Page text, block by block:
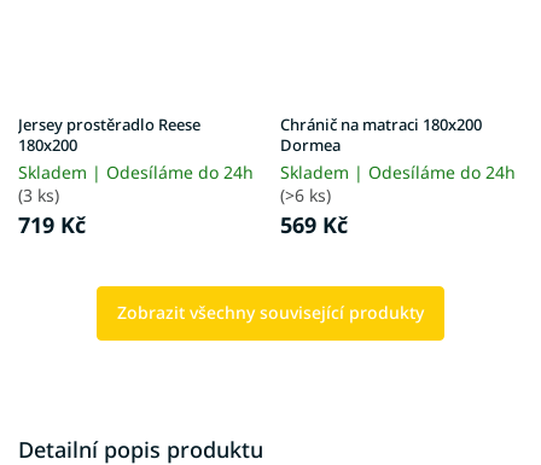
Jersey prostěradlo Reese
180x200
Skladem | Odesíláme do 24h
(3 ks)
719 Kč
Chránič na matraci 180x200
Dormea
Skladem | Odesíláme do 24h
(>6 ks)
569 Kč
Zobrazit všechny související produkty
Detailní popis produktu